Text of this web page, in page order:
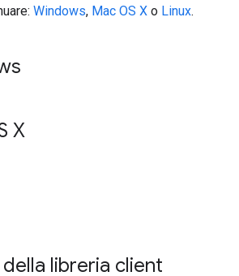
Windows, Mac OS X o Linux.
X
libreria client